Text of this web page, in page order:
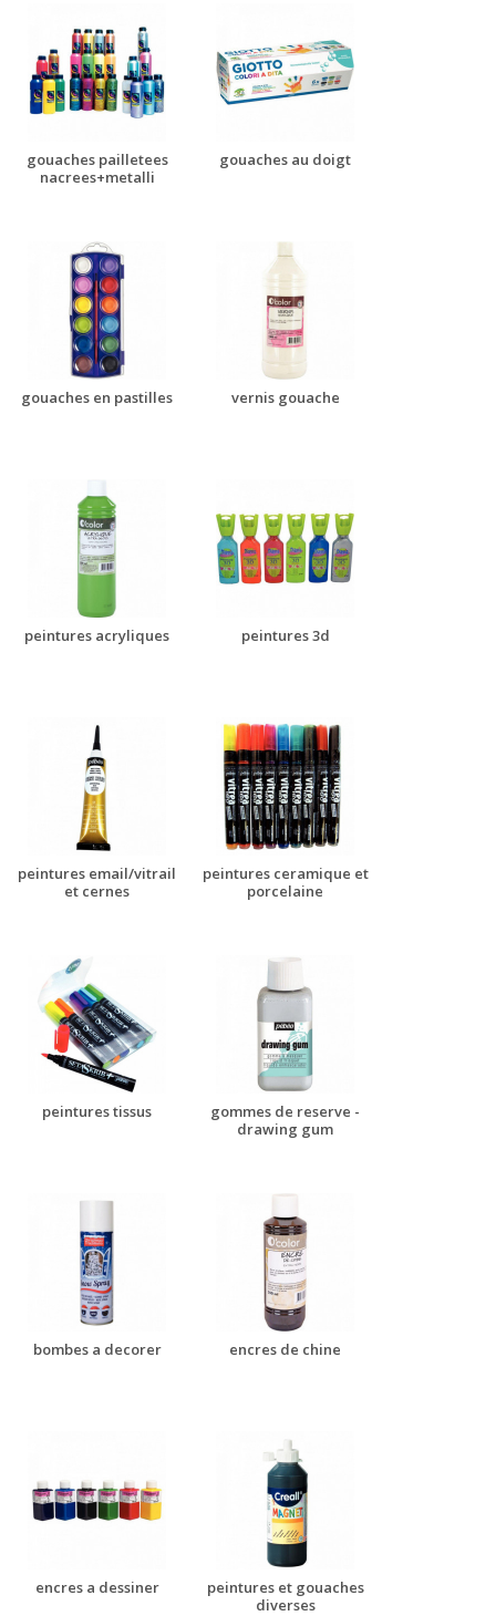
gouaches pailletees
nacrees+metalli
gouaches au doigt
gouaches en pastilles vernis gouache
peintures acryliques peintures 3d
peintures email/vitrail
et cernes
peintures ceramique et
porcelaine
peintures tissus
gommes de reserve -
drawing gum
bombes a decorer encres de chine
encres a dessiner
peintures et gouaches
diverses